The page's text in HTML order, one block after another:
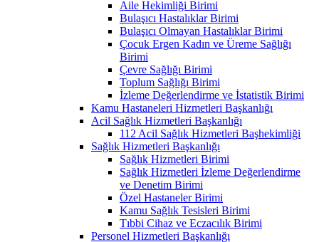
Aile Hekimliği Birimi
Bulaşıcı Hastalıklar Birimi
Bulaşıcı Olmayan Hastalıklar Birimi
Çocuk Ergen Kadın ve Üreme Sağlığı
Birimi
Çevre Sağlığı Birimi
Toplum Sağlığı Birimi
İzleme Değerlendirme ve İstatistik Birimi
Kamu Hastaneleri Hizmetleri Başkanlığı
Acil Sağlık Hizmetleri Başkanlığı
112 Acil Sağlık Hizmetleri Başhekimliği
Sağlık Hizmetleri Başkanlığı
Sağlık Hizmetleri Birimi
Sağlık Hizmetleri İzleme Değerlendirme
ve Denetim Birimi
Özel Hastaneler Birimi
Kamu Sağlık Tesisleri Birimi
Tıbbi Cihaz ve Eczacılık Birimi
Personel Hizmetleri Başkanlığı